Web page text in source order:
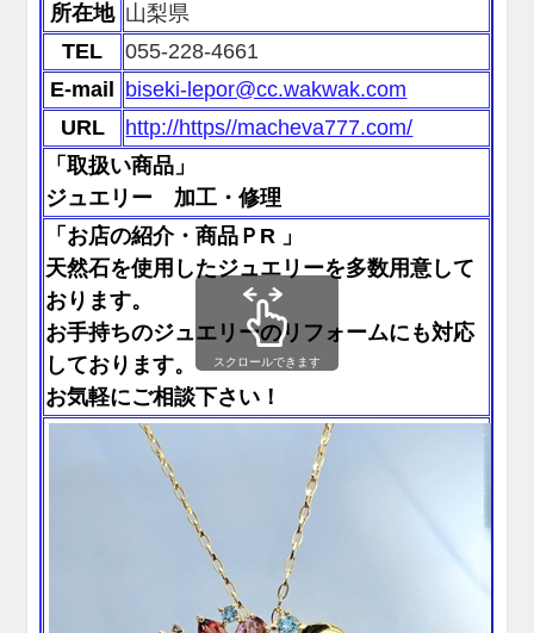
所在地 山梨県
TEL
055-228-4661
E-mail
biseki-lepor@cc.wakwak.com
URL
http://https//macheva777.com/
「取扱い商品」
ジュエリー 加工・修理
「お店の紹介・商品ＰR 」
天然石を使用したジュエリーを多数用意して
おります。
お手持ちのジュエリーのリフォームにも対応
しております。
お気軽にご相談下さい！
スクロールできます